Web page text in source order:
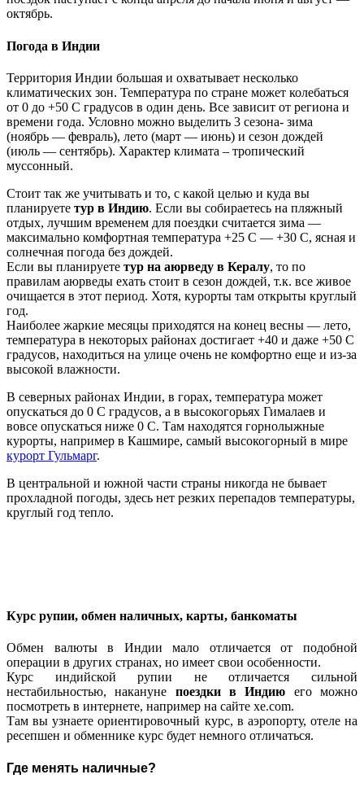
октябрь.
Погода в Индии
Территория Индии большая и охватывает несколько
климатических зон. Температура по стране может колебаться
от 0 до +50 С градусов в один день. Все зависит от региона и
времени года. Условно можно выделить 3 сезона- зима
(ноябрь — февраль), лето (март — июнь) и сезон дождей
(июль — сентябрь). Характер климата – тропический
муссонный.
Стоит так же учитывать и то, с какой целью и куда вы
планируете тур в Индию. Если вы собираетесь на пляжный
отдых, лучшим временем для поездки считается зима —
максимально комфортная температура +25 С — +30 С, ясная и
солнечная погода без дождей.
Если вы планируете тур на аюрведу в Кералу, то по
правилам аюрведы ехать стоит в сезон дождей, т.к. все живое
очищается в этот период. Хотя, курорты там открыты круглый
год.
Наиболее жаркие месяцы приходятся на конец весны — лето,
температура в некоторых районах достигает +40 и даже +50 С
градусов, находиться на улице очень не комфортно еще и из-за
высокой влажности.
В северных районах Индии, в горах, температура может
опускаться до 0 С градусов, а в высокогорьях Гималаев и
вовсе опускаться ниже 0 С. Там находятся горнолыжные
курорты, например в Кашмире, самый высокогорный в мире
курорт Гульмарг.
В центральной и южной части страны никогда не бывает
прохладной погоды, здесь нет резких перепадов температуры,
круглый год тепло.
Курс рупии, обмен наличных, карты, банкоматы
Обмен валюты в Индии мало отличается от подобной
операции в других странах, но имеет свои особенности.
Курс индийской рупии не отличается сильной
нестабильностью, накануне поездки в Индию его можно
посмотреть в интернете, например на сайте xe.com.
Там вы узнаете ориентировочный курс, в аэропорту, отеле на
ресепшен и обменнике курс будет немного отличаться.
Где менять наличные?